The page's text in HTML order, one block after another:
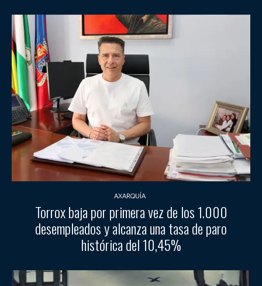
AXARQUÍA
Torrox baja por primera vez de los 1.000
desempleados y alcanza una tasa de paro
histórica del 10,45%